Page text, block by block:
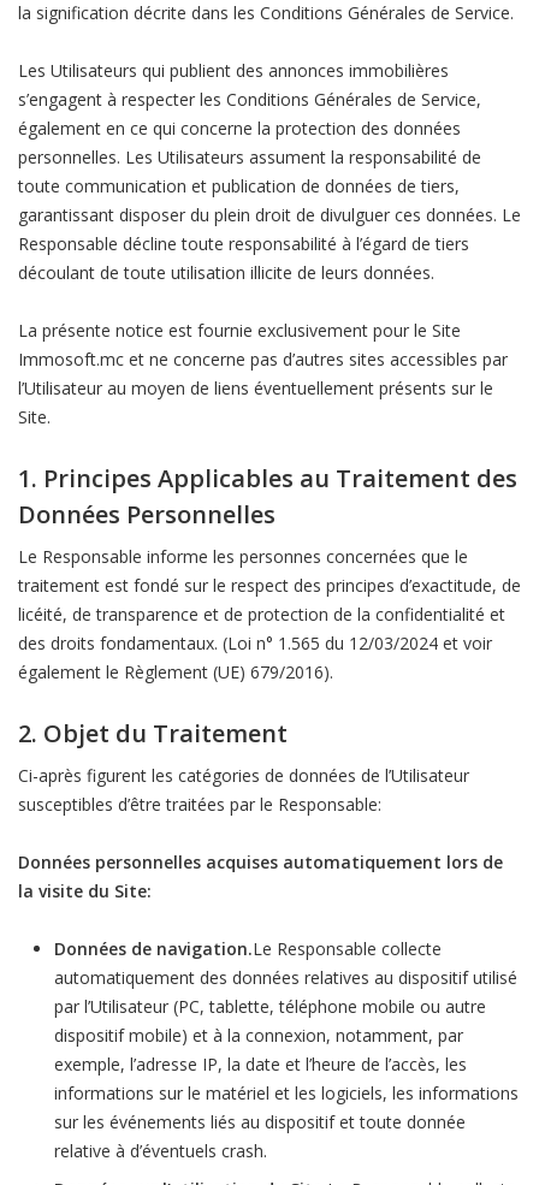
la signification décrite dans les Conditions Générales de Service.
Les Utilisateurs qui publient des annonces immobilières
s’engagent à respecter les Conditions Générales de Service,
également en ce qui concerne la protection des données
personnelles. Les Utilisateurs assument la responsabilité de
toute communication et publication de données de tiers,
garantissant disposer du plein droit de divulguer ces données. Le
Responsable décline toute responsabilité à l’égard de tiers
découlant de toute utilisation illicite de leurs données.
La présente notice est fournie exclusivement pour le Site
Immosoft.mc et ne concerne pas d’autres sites accessibles par
l’Utilisateur au moyen de liens éventuellement présents sur le
Site.
1. Principes Applicables au Traitement des
Données Personnelles
Le Responsable informe les personnes concernées que le
traitement est fondé sur le respect des principes d’exactitude, de
licéité, de transparence et de protection de la confidentialité et
des droits fondamentaux. (Loi n° 1.565 du 12/03/2024 et voir
également le Règlement (UE) 679/2016).
2. Objet du Traitement
Ci-après figurent les catégories de données de l’Utilisateur
susceptibles d’être traitées par le Responsable:
Données personnelles acquises automatiquement lors de
la visite du Site:
Données de navigation.Le Responsable collecte
automatiquement des données relatives au dispositif utilisé
par l’Utilisateur (PC, tablette, téléphone mobile ou autre
dispositif mobile) et à la connexion, notamment, par
exemple, l’adresse IP, la date et l’heure de l’accès, les
informations sur le matériel et les logiciels, les informations
sur les événements liés au dispositif et toute donnée
relative à d’éventuels crash.